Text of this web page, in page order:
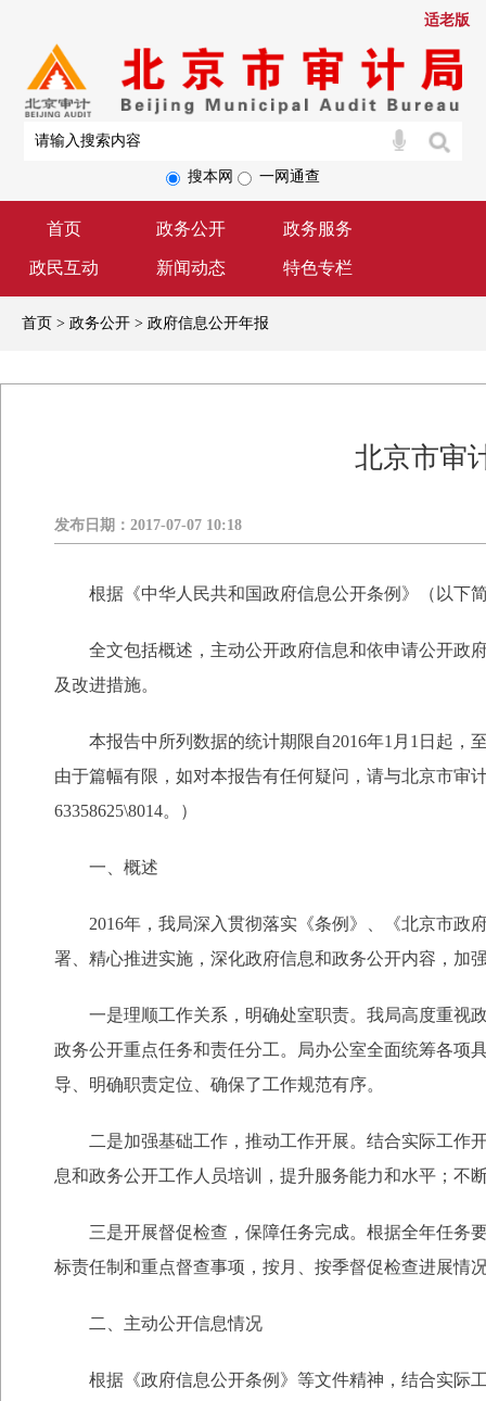
适老版
首页 政务公开 政务服务
政民互动 新闻动态 特色专栏
搜本网 一网通查
首页 > 政务公开 > 政府信息公开年报
北京市审
发布日期： 2017-07-07 10:18
根据《中华人民共和国政府信息公开条例》（以下简
全文包括概述，主动公开政府信息和依申请公开政府
及改进措施。
本报告中所列数据的统计期限自2016年1月1日起，至
由于篇幅有限，如对本报告有任何疑问，请与北京市审
63358625\8014。）
一、概述
2016年，我局深入贯彻落实《条例》、《北京市政府
署、精心推进实施，深化政府信息和政务公开内容，加
一是理顺工作关系，明确处室职责。我局高度重视政
政务公开重点任务和责任分工。局办公室全面统筹各项
导、明确职责定位、确保了工作规范有序。
二是加强基础工作，推动工作开展。结合实际工作开
息和政务公开工作人员培训，提升服务能力和水平；不
三是开展督促检查，保障任务完成。根据全年任务要
标责任制和重点督查事项，按月、按季督促检查进展情
二、主动公开信息情况
根据《政府信息公开条例》等文件精神，结合实际工